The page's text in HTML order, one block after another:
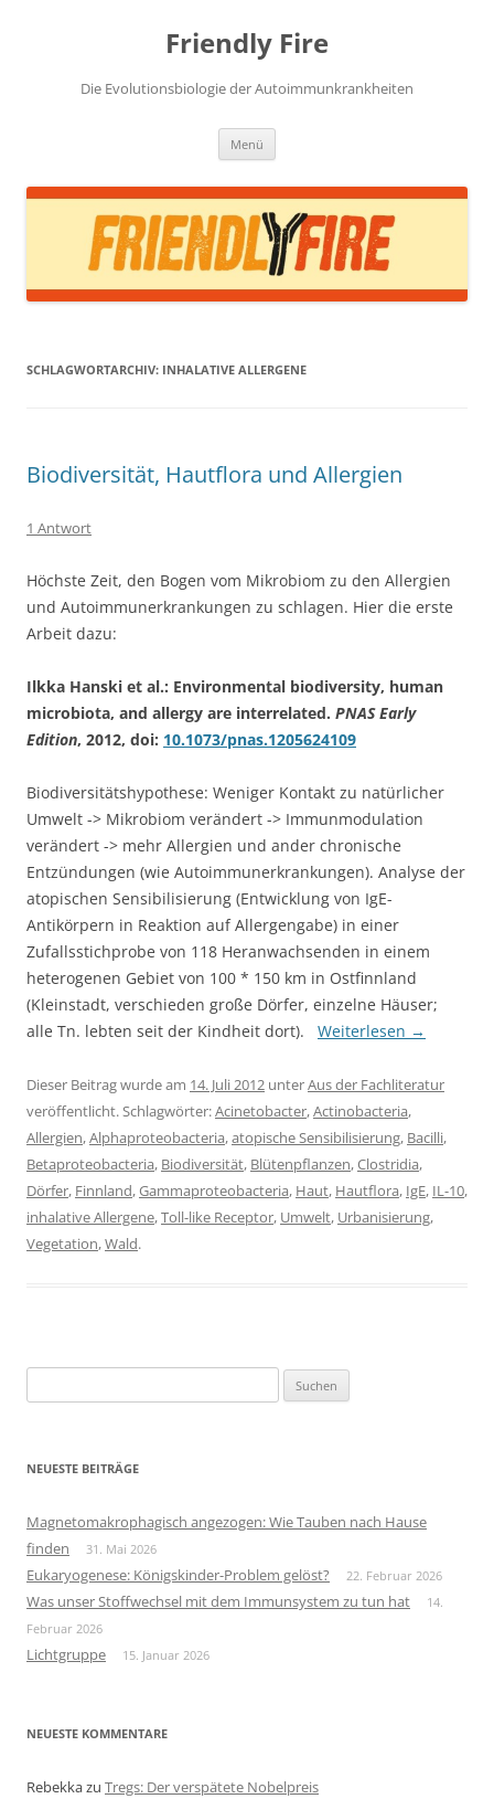
Friendly Fire
Die Evolutionsbiologie der Autoimmunkrankheiten
Menü
SCHLAGWORTARCHIV: INHALATIVE ALLERGENE
Biodiversität, Hautflora und Allergien
1 Antwort
Höchste Zeit, den Bogen vom Mikrobiom zu den Allergien
und Autoimmunerkrankungen zu schlagen. Hier die erste
Arbeit dazu:
Ilkka Hanski et al.: Environmental biodiversity, human
microbiota, and allergy are interrelated. PNAS Early
Edition, 2012, doi: 10.1073/pnas.1205624109
Biodiversitätshypothese: Weniger Kontakt zu natürlicher
Umwelt -> Mikrobiom verändert -> Immunmodulation
verändert -> mehr Allergien und ander chronische
Entzündungen (wie Autoimmunerkrankungen). Analyse der
atopischen Sensibilisierung (Entwicklung von IgE-
Antikörpern in Reaktion auf Allergengabe) in einer
Zufallsstichprobe von 118 Heranwachsenden in einem
heterogenen Gebiet von 100 * 150 km in Ostfinnland
(Kleinstadt, verschieden große Dörfer, einzelne Häuser;
alle Tn. lebten seit der Kindheit dort). Weiterlesen →
Dieser Beitrag wurde am 14. Juli 2012 unterAus der Fachliteratur
veröffentlicht. Schlagwörter:Acinetobacter,Actinobacteria,
Allergien,Alphaproteobacteria,atopische Sensibilisierung, Bacilli,
Betaproteobacteria, Biodiversität, Blütenpflanzen,Clostridia,
Dörfer, Finnland,Gammaproteobacteria, Haut, Hautflora, IgE, IL-10,
inhalative Allergene,Toll-like Receptor, Umwelt, Urbanisierung,
Vegetation,Wald.
nach:
NEUESTE BEITRÄGE
Magnetomakrophagisch angezogen: Wie Tauben nach Hause
finden
31. Mai 2026
Eukaryogenese: Königskinder-Problem gelöst? 22. Februar 2026
Was unser Stoffwechsel mit dem Immunsystem zu tun hat
14.
Februar 2026
Lichtgruppe 15. Januar 2026
NEUESTE KOMMENTARE
Rebekkazu Tregs: Der verspätete Nobelpreis